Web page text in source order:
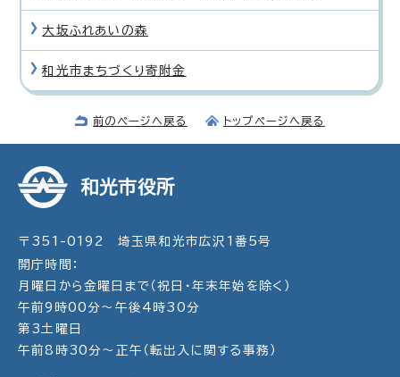
大坂ふれあいの森
和光市まちづくり寄附金
前のページへ戻る トップページへ戻る
和光市役所
〒351-0192 埼玉県和光市広沢1番5号
開庁時間：
月曜日から金曜日まで（祝日・年末年始を除く）
午前9時00分～午後4時30分
第3土曜日
午前8時30分～正午（転出入に関する事務）